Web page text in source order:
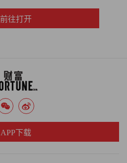
前往打开
APP下载